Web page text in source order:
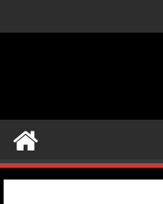
al